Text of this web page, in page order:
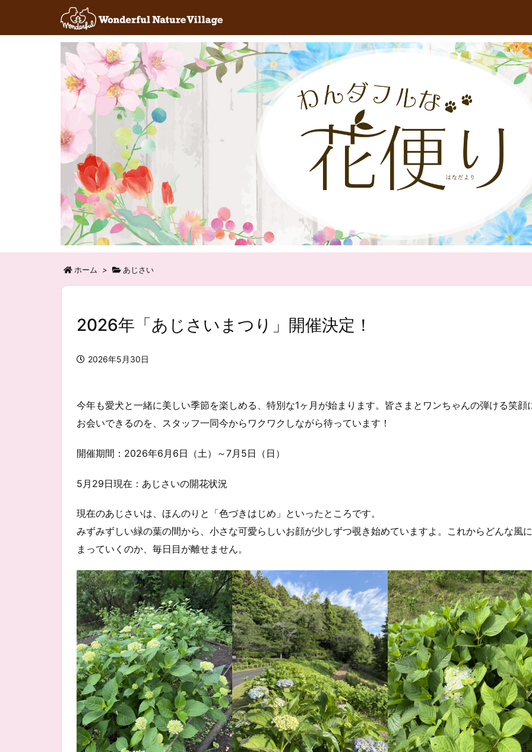
ホーム > あじさい
2026年「あじさいまつり」開催決定！
2026年5月30日
今年も愛犬と一緒に美しい季節を楽しめる、特別な1ヶ月が始まります。皆さまとワンちゃんの弾ける笑顔
お会いできるのを、スタッフ一同今からワクワクしながら待っています！
開催期間：2026年6月6日（土）～7月5日（日）
5月29日現在：あじさいの開花状況
現在のあじさいは、ほんのりと「色づきはじめ」といったところです。
みずみずしい緑の葉の間から、小さな可愛らしいお顔が少しずつ覗き始めていますよ。これからどんな風
まっていくのか、毎日目が離せません。